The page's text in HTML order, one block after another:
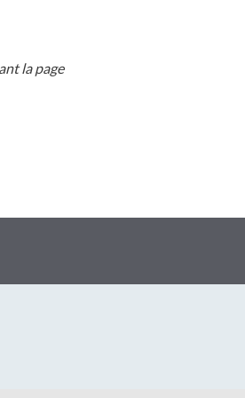
la page